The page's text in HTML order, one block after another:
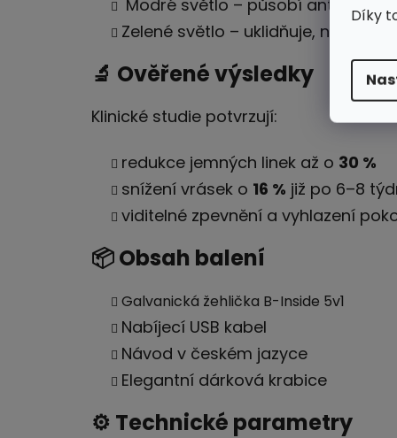
Díky
Modré světlo – působí
Zelené světlo – uklidňuje,
🔬 Ověřené výsledky
Klinické studie potvrzují:
redukce jemných linek až o 30 %
snížení vrásek o 16 % již po 6–8
viditelné zpevnění a vyhlazení
📦 Obsah balení
Galvanická žehlička B-Inside 5v1
Nabíjecí USB kabel
Návod v českém jazyce
Elegantní dárková krabice
⚙️ Technické parametry